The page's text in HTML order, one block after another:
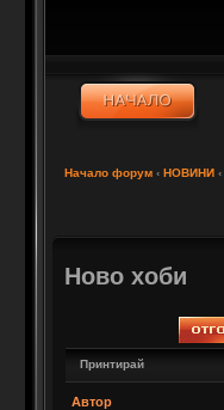
Начало форум ‹ НОВИНИ ‹
Ново хоби
Принтирай
Автор